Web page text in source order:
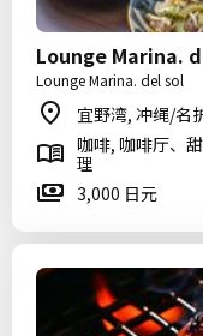
Lounge Marina.
Lounge Marina. del sol
宜野湾, 冲绳/名
咖啡, 咖啡厅、
理
3,000 日元